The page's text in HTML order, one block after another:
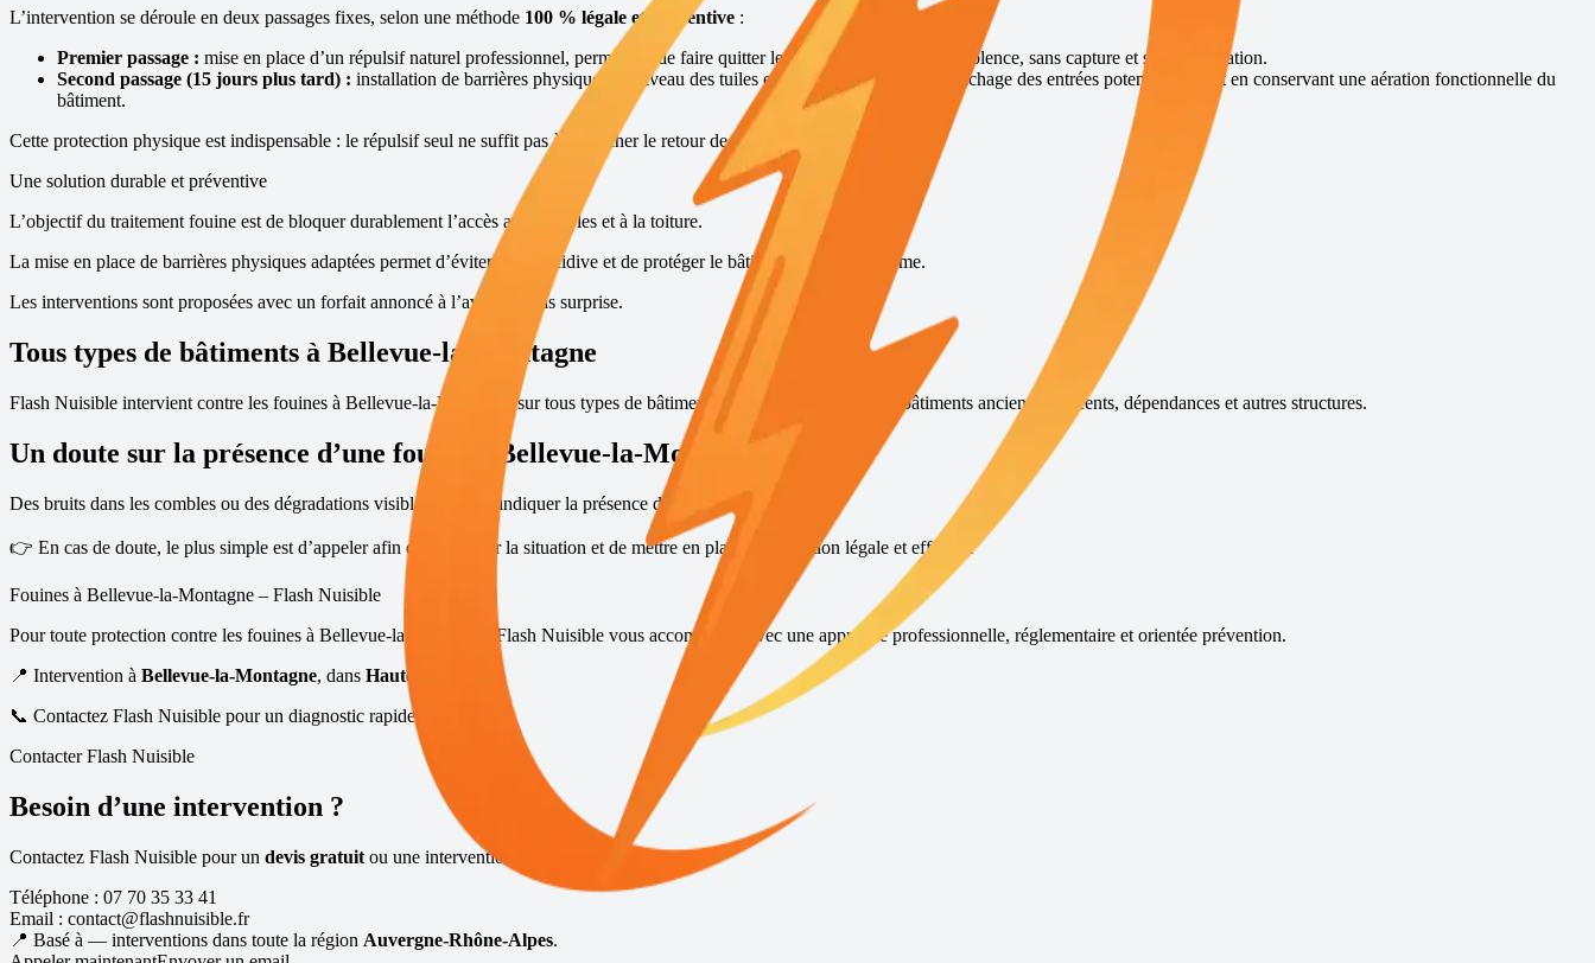
L’intervention se déroule en deux passages fixes, selon une méthode 100 % légale et préventive :
Premier passage : mise en place d’un répulsif naturel professionnel, permettant de faire quitter les lieux à la fouine sans violence, sans capture et sans élimination.
Second passage (15 jours plus tard) : installation de barrières physiques au niveau des tuiles et des points d’accès, rebouchage des entrées potentielles, tout en conservant une aération fonctionnelle du
bâtiment.
Cette protection physique est indispensable : le répulsif seul ne suffit pas à empêcher le retour de la fouine.
Une solution durable et préventive
L’objectif du traitement fouine est de bloquer durablement l’accès aux combles et à la toiture.
La mise en place de barrières physiques adaptées permet d’éviter toute récidive et de protéger le bâtiment sur le long terme.
Les interventions sont proposées avec un forfait annoncé à l’avance, sans surprise.
Tous types de bâtiments à Bellevue-la-Montagne
Flash Nuisible intervient contre les fouines à Bellevue-la-Montagne sur tous types de bâtiments : maisons individuelles, bâtiments anciens ou récents, dépendances et autres structures.
Un doute sur la présence d’une fouine à Bellevue-la-Montagne
Des bruits dans les combles ou des dégradations visibles peuvent indiquer la présence d’une fouine.
👉 En cas de doute, le plus simple est d’appeler afin de confirmer la situation et de mettre en place une solution légale et efficace.
Fouines à Bellevue-la-Montagne – Flash Nuisible
Pour toute protection contre les fouines à Bellevue-la-Montagne
, Flash Nuisible vous accompagne avec une approche professionnelle, réglementaire et orientée prévention.
📍 Intervention à Bellevue-la-Montagne, dans Haute-Loire (43)
📞 Contactez Flash Nuisible pour un diagnostic rapide fouines
Contacter Flash Nuisible
Besoin d’une intervention ?
Contactez Flash Nuisible pour un devis gratuit ou une intervention rapide.
Téléphone : 07 70 35 33 41
Email : contact@flashnuisible.fr
📍 Basé à — interventions dans toute la région Auvergne-Rhône-Alpes.